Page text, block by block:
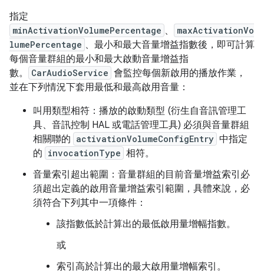
指定
minActivationVolumePercentage 、
maxActivationVo
lumePercentage 、最小和最大音量增益指數後，即可計算
每個音量群組的最小和最大啟動音量增益指
數。
CarAudioService 會監控每個新啟用的播放作業，
並在下列情況下套用最低和最高啟用音量：
叫用類型相符：播放的啟動類型 (衍生自音訊管理工
具、音訊控制 HAL 或電話管理工具) 必須與音量群組
相關聯的 activationVolumeConfigEntry 中指定
的 invocationType 相符。
音量索引超出範圍：音量群組的目前音量增益索引必
須超出定義的啟用音量增益索引範圍，具體來說，必
須符合下列其中一項條件：
該指數低於計算出的最低啟用量增幅指數。
或
索引高於計算出的最大啟用量增幅索引。